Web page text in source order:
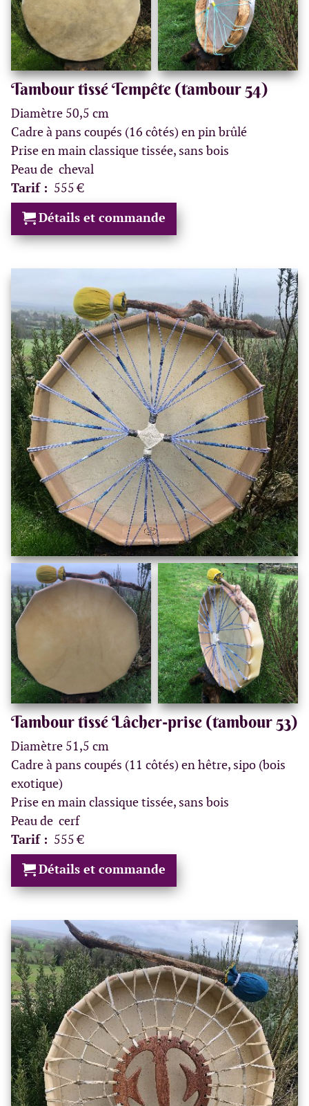
Tambour tissé Tempête (tambour 54)
Diamètre 50,5 cm
Cadre à pans coupés (16 côtés) en pin brûlé
Prise en main classique tissée, sans bois
Peau de cheval
Tarif : 555 €
Détails et commande
Tambour tissé Lâcher-prise (tambour 53)
Diamètre 51,5 cm
Cadre à pans coupés (11 côtés) en hêtre, sipo (bois
exotique)
Prise en main classique tissée, sans bois
Peau de cerf
Tarif : 555 €
Détails et commande